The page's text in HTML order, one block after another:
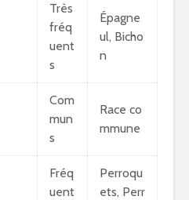
Très
fréq
uent
s
Épagne
ul, Bicho
n
Com
mun
s
Race co
mmune
Fréq
uent
Perroqu
ets, Perr